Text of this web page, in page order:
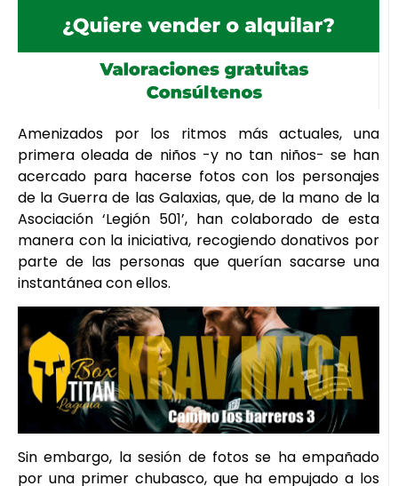
Amenizados por los ritmos más actuales, una
primera oleada de niños -y no tan niños- se han
acercado para hacerse fotos con los personajes
de la Guerra de las Galaxias, que, de la mano de la
Asociación ‘Legión 501’, han colaborado de esta
manera con la iniciativa, recogiendo donativos por
parte de las personas que querían sacarse una
instantánea con ellos.
Sin embargo, la sesión de fotos se ha empañado
por una primer chubasco, que ha empujado a los